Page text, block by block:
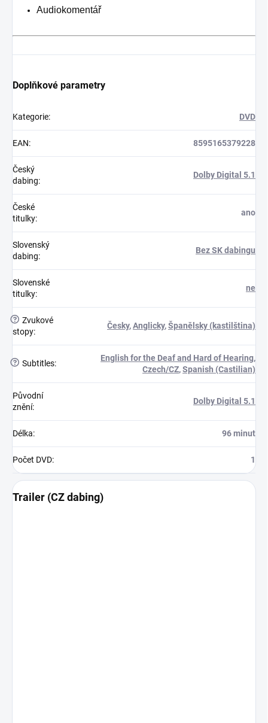
Audiokomentář
Doplňkové parametry
Kategorie: DVD
EAN: 8595165379228
Český
dabing:
Dolby Digital 5.1
České
titulky:
ano
Slovenský
dabing:
Bez SK dabingu
Slovenské
titulky:
ne
? Zvukové
stopy:
Česky,Anglicky,Španělsky (kastilština)
? Subtitles:
English for the Deaf and Hard of Hearing,
Czech/CZ,Spanish (Castilian)
Původní
znění:
Dolby Digital 5.1
Délka: 96 minut
Počet DVD: 1
Trailer (CZ dabing)